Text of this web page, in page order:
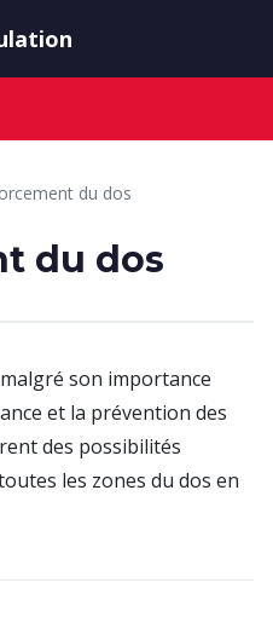
du dos
du dos
son importance
et la prévention des
des possibilités
les zones du dos en